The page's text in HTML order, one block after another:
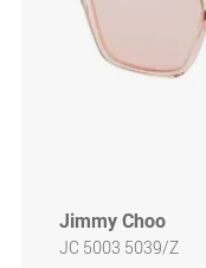
Jimmy Choo
JC 5003 5039/Z